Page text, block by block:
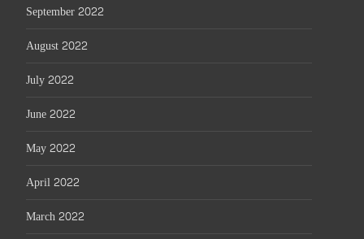
September 2022
August 2022
July 2022
June 2022
May 2022
April 2022
March 2022